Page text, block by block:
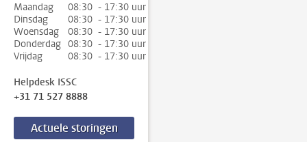
Maandag
08:30 - 17:30 uur
Dinsdag
08:30 - 17:30 uur
Woensdag
08:30 - 17:30 uur
Donderdag 08:30 - 17:30 uur
Vrijdag
08:30 - 17:30 uur
Helpdesk ISSC
+31 71 527 8888
Actuele storingen